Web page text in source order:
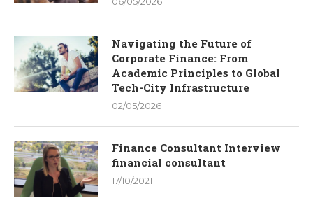
Navigating the Future of
Corporate Finance: From
Academic Principles to Global
Tech-City Infrastructure
02/05/2026
Finance Consultant Interview
financial consultant
17/10/2021